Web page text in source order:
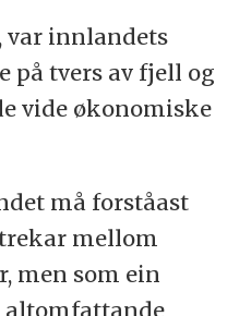
var innlandets
på tvers av fjell og
vide økonomiske
må forståast
mellom
men som ein
altomfattande